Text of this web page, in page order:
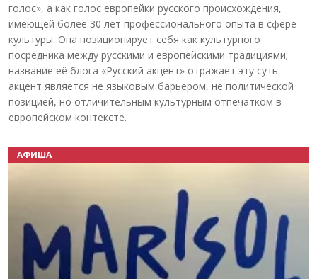
голос», а как голос европейки русского происхождения,
имеющей более 30 лет профессионального опыта в сфере
культуры. Она позиционирует себя как культурного
посредника между русскими и европейскими традициями;
название её блога «Русский акцент» отражает эту суть –
акцент является не языковым барьером, не политической
позицией, но отличительным культурным отпечатком в
европейском контексте.
АФИША